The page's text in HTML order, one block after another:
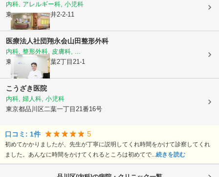
内科, アレルギー科, 小児科
東京都品川区大井2-2-11
医療法人社団翔永会山田整形外科
内科, 整形外科, 皮膚科, ...
東京都品川区
二葉2丁目21-1
こうざき医院
内科, 婦人科, 小児科
東京都品川区二葉一丁目21番16号
口コミ: 1件 5
初めてかかりましたが、先生が丁寧に説明してくれ時間をかけて診察してくれ
ました。あんなに時間をかけてくれるところは初めてで...続きを読む